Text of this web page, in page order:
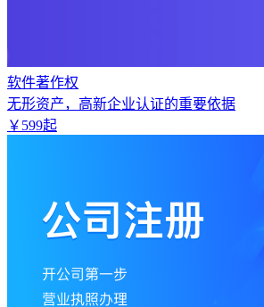
软件著作权
无形资产，高新企业认证的重要依据
￥ 599起